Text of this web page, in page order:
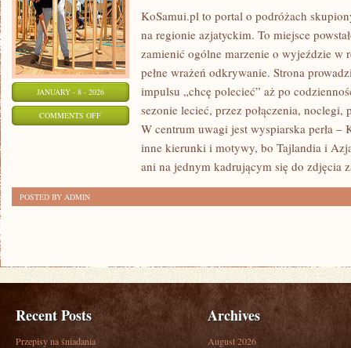
JANUARY - 8 - 2026
COMMENTS OFFON
PÓŁNOCNA
KoSamui.pl to portal o podróżach
na regionie azjatyckim. To miejsce
zamienić ogólne marzenie o wyjeździe w
pełne wrażeń odkrywanie. Strona
impulsu „chcę polecieć” aż po
sezonie lecieć, przez połączenia,
W centrum uwagi jest wyspiarska perła –
inne kierunki i motywy, bo Tajlandia i
ani na jednym kadrującym się do zdjęcia
POSTED BY ADMIN
Recent Posts
Przepisy na śniadania
Archives
August 2026